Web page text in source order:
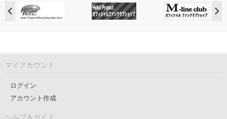
マイアカウント
ログイン
アカウント作成
ヘルプ＆ガイド